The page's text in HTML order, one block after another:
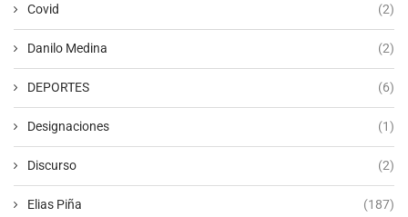
Covid (2)
Danilo Medina (2)
DEPORTES (6)
Designaciones (1)
Discurso (2)
Elias Piña (187)